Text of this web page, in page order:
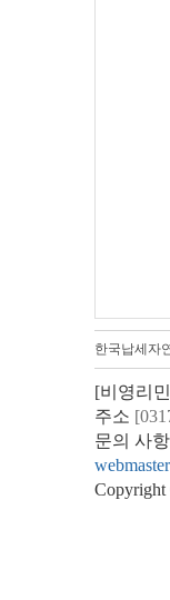
한국납세자
[비영리
주소
문의 사